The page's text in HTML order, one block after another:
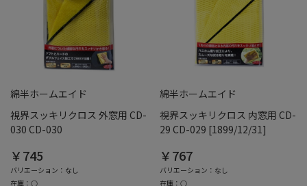
綿半ホームエイド
視界スッキリクロス 外窓用 CD-
030 CD-030
￥745
バリエーション：なし
在庫：○
綿半ホームエイド
視界スッキリクロス 内窓用 CD-
29 CD-029 [1899/12/31]
￥767
バリエーション：なし
在庫：○